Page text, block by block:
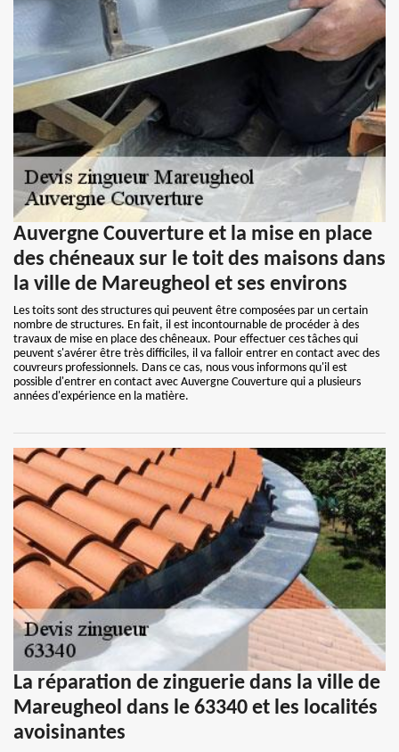
Auvergne Couverture et la mise en place
des chéneaux sur le toit des maisons dans
la ville de Mareugheol et ses environs
Les toits sont des structures qui peuvent être composées par un certain
nombre de structures. En fait, il est incontournable de procéder à des
travaux de mise en place des chêneaux. Pour effectuer ces tâches qui
peuvent s'avérer être très difficiles, il va falloir entrer en contact avec des
couvreurs professionnels. Dans ce cas, nous vous informons qu'il est
possible d'entrer en contact avec Auvergne Couverture qui a plusieurs
années d'expérience en la matière.
La réparation de zinguerie dans la ville de
Mareugheol dans le 63340 et les localités
avoisinantes